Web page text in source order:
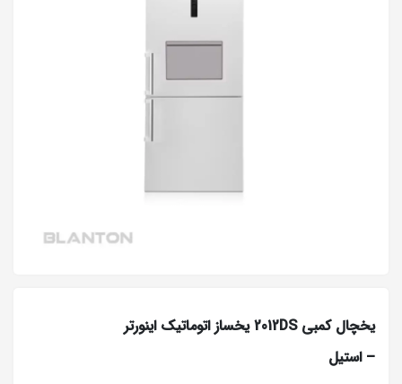
یخچال کمبی 2012DS یخساز اتوماتیک اینورتر
– استیل